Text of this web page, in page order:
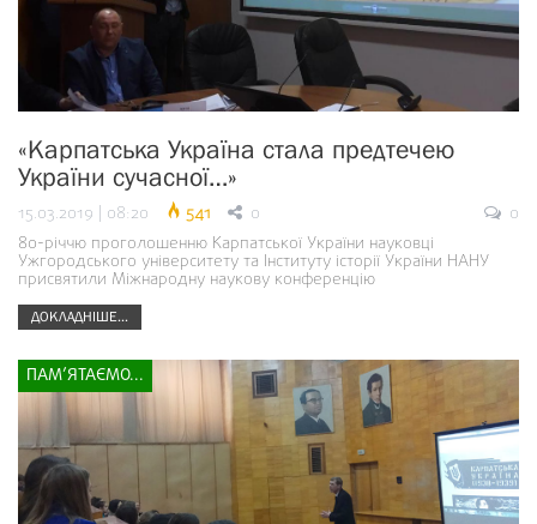
«Карпатська Україна стала предтечею
України сучасної…»
15.03.2019 | 08:20 541 0
0
80-річчю проголошенню Карпатської України науковці
Ужгородського університету та Інституту історії України НАНУ
присвятили Міжнародну наукову конференцію
ДОКЛАДНІШЕ...
ПАМ’ЯТАЄМО...